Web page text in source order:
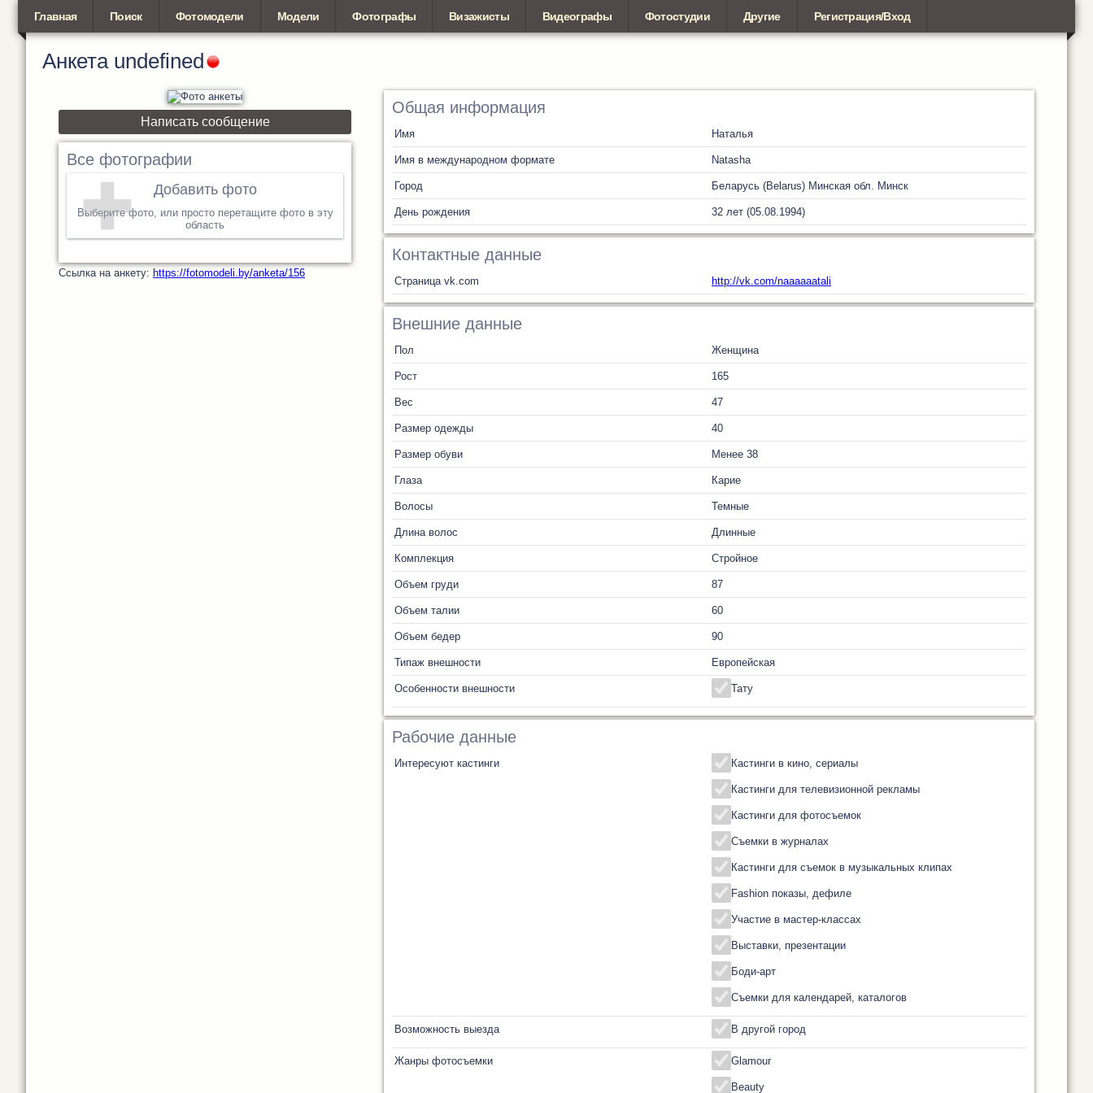
Главная Поиск Фотомодели Модели Фотографы Визажисты Видеографы Фотостудии Другие Регистрация/Вход
Анкета undefined
Написать сообщение
Все фотографии
Добавить фото
Выберите фото, или просто перетащите фото в эту
область
Cсылка на анкету: https://fotomodeli.by/anketa/156
Общая информация
Имя Наталья
Имя в международном формате Natasha
Город Беларусь (Belarus) Минская обл. Минск
День рождения 32 лет (05.08.1994)
Контактные данные
Страница vk.com http://vk.com/naaaaaatali
Внешние данные
Пол Женщина
Рост 165
Вес 47
Размер одежды 40
Размер обуви Менее 38
Глаза Карие
Волосы Темные
Длина волос Длинные
Комплекция Стройное
Объем груди 87
Объем талии 60
Объем бедер 90
Типаж внешности Европейская
Особенности внешности Тату
Рабочие данные
Интересуют кастинги Кастинги в кино, сериалы
Кастинги для телевизионной рекламы
Кастинги для фотосъемок
Съемки в журналах
Кастинги для съемок в музыкальных клипах
Fashion показы, дефиле
Участие в мастер-классах
Выставки, презентации
Боди-арт
Съемки для календарей, каталогов
Возможность выезда В другой город
Жанры фотосъемки Glamour
Beauty